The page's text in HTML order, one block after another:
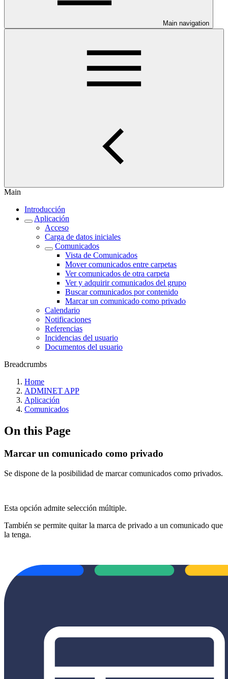
Main navigation
Main
Introducción
Aplicación
Acceso
Carga de datos iniciales
Comunicados
Vista de Comunicados
Mover comunicados entre carpetas
Ver comunicados de otra carpeta
Ver y adquirir comunicados del grupo
Buscar comunicados por contenido
Marcar un comunicado como privado
Calendario
Notificaciones
Referencias
Incidencias del usuario
Documentos del usuario
Breadcrumbs
Home
ADMINET APP
Aplicación
Comunicados
On this Page
Marcar un comunicado como privado
Se dispone de la posibilidad de marcar comunicados como privados.
Esta opción admite selección múltiple.
También se permite quitar la marca de privado a un comunicado que
la tenga.